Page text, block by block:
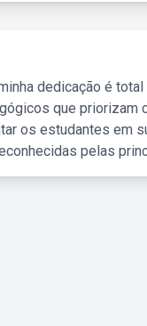
dedicação é
que priorizam
os estudantes em
pelas